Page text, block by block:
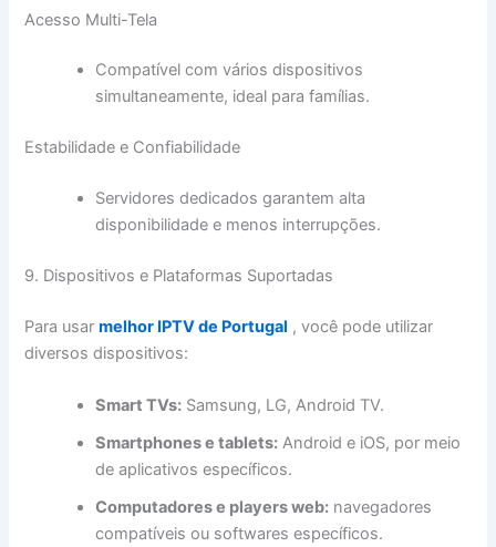
Acesso Multi-Tela
Compatível com vários dispositivos
simultaneamente, ideal para famílias.
Estabilidade e Confiabilidade
Servidores dedicados garantem alta
disponibilidade e menos interrupções.
9. Dispositivos e Plataformas Suportadas
Para usarmelhor IPTV de Portugal , você pode utilizar
diversos dispositivos:
Smart TVs: Samsung, LG, Android TV.
Smartphones e tablets: Android e iOS, por meio
de aplicativos específicos.
Computadores e players web: navegadores
compatíveis ou softwares específicos.